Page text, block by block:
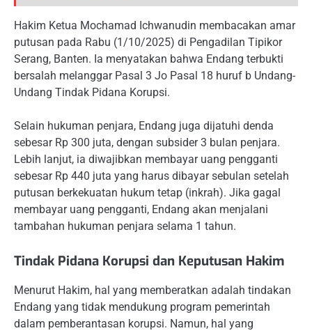
Hakim Ketua Mochamad Ichwanudin membacakan amar
putusan pada Rabu (1/10/2025) di Pengadilan Tipikor
Serang, Banten. Ia menyatakan bahwa Endang terbukti
bersalah melanggar Pasal 3 Jo Pasal 18 huruf b Undang-
Undang Tindak Pidana Korupsi.
Selain hukuman penjara, Endang juga dijatuhi denda
sebesar Rp 300 juta, dengan subsider 3 bulan penjara.
Lebih lanjut, ia diwajibkan membayar uang pengganti
sebesar Rp 440 juta yang harus dibayar sebulan setelah
putusan berkekuatan hukum tetap (inkrah). Jika gagal
membayar uang pengganti, Endang akan menjalani
tambahan hukuman penjara selama 1 tahun.
Tindak Pidana Korupsi dan Keputusan Hakim
Menurut Hakim, hal yang memberatkan adalah tindakan
Endang yang tidak mendukung program pemerintah
dalam pemberantasan korupsi. Namun, hal yang